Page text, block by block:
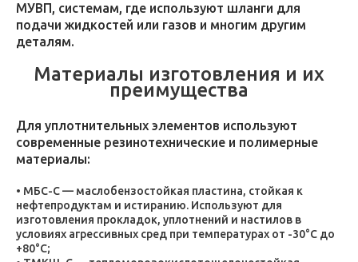
МУВП, системам, где используют шланги для
подачи жидкостей или газов и многим другим
деталям.
Материалы изготовления и их
преимущества
Для уплотнительных элементов используют
современные резинотехнические и полимерные
материалы:
МБС-С — маслобензостойкая пластина, стойкая к
нефтепродуктам и истиранию. Используют для
изготовления прокладок, уплотнений и настилов в
условиях агрессивных сред при температурах от -30°C до
+80°C;